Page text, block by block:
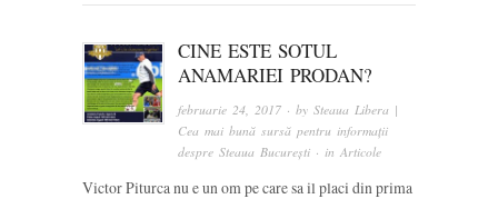
CINE ESTE SOTUL
ANAMARIEI PRODAN?
februarie 24, 2017 · bySteaua Libera |
Cea mai bună sursă pentru informații
despre Steaua București · inArticole
Victor Piturca nu e un om pe care sa il placi din prima